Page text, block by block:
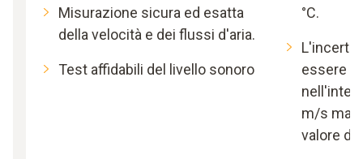
Misurazione sicura ed esatta
della velocità e dei flussi d'aria.
Test affidabili del livello sonoro
°C.
essere
m/s
valore di